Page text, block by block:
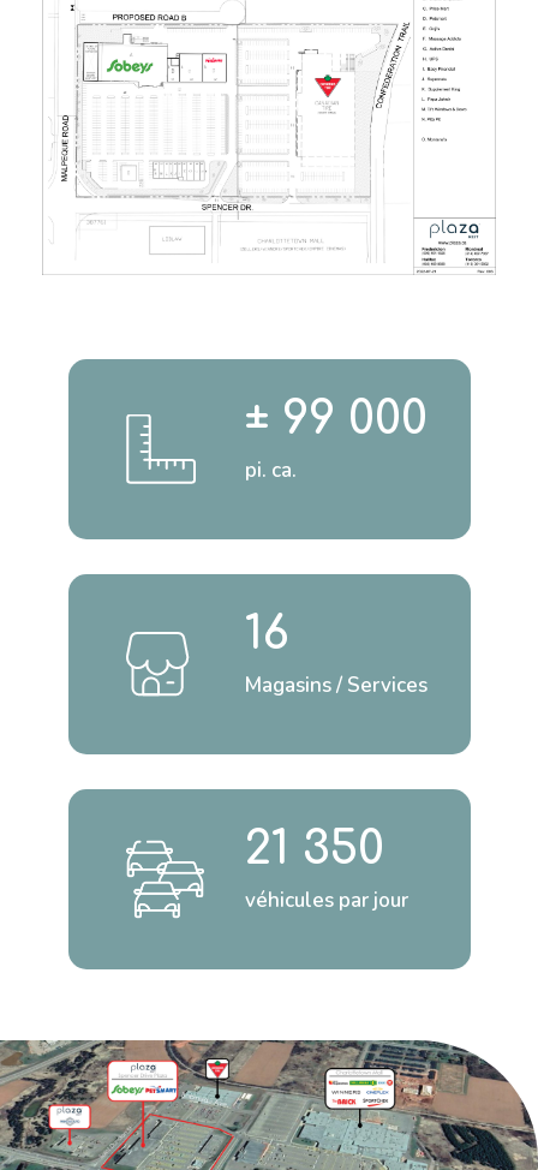
± 99 000
pi. ca.
16
Magasins / Services
21 350
véhicules par jour